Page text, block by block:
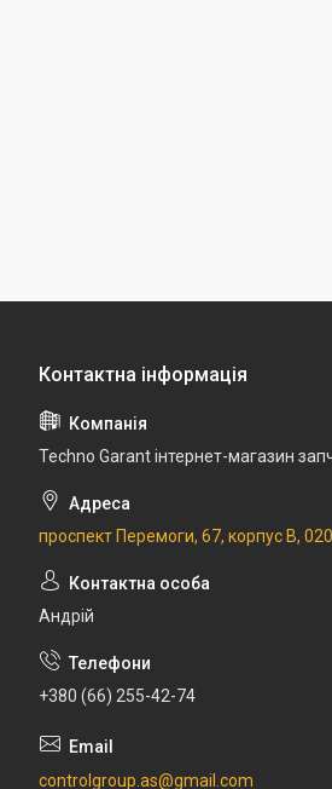
Techno Garant інтернет-магазин
проспект Перемоги, 67, корпус В,
Андрій
+380 (66) 255-42-74
controlgroup.as@gmail.com